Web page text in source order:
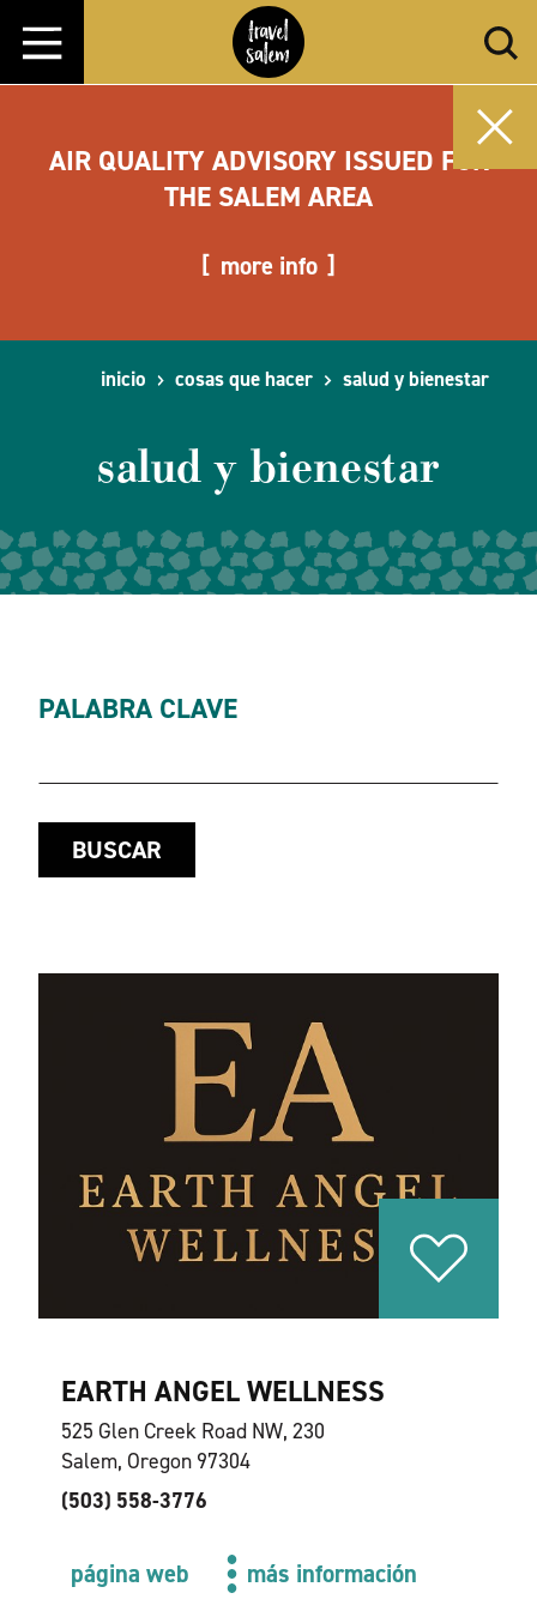
Ir al contenido
AIR QUALITY ADVISORY ISSUED FOR
THE SALEM AREA
more info
inicio cosas que hacer salud y bienestar
salud y bienestar
PALABRA CLAVE
BUSCAR
EARTH ANGEL WELLNESS
525 Glen Creek Road NW, 230
Salem, Oregon 97304
(503) 558-3776
página web más información